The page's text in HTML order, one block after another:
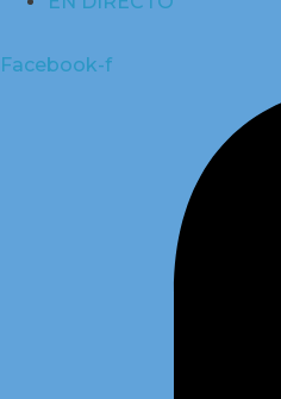
Facebook-f